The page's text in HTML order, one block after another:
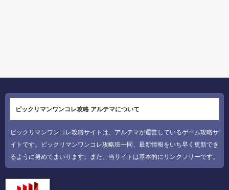
ビックリマンワンコレ攻略 アルテマについて
ビックリマンワンコレ攻略サイトは、アルテマが運営しているゲーム攻略サ
イトです。ビックリマンワンコレ攻略班一同、最新情報をいち早く更新でき
るように努めてまいります。また、当サイトは基本的にリンクフリーです。